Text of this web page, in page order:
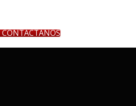
CONTÁCTANOS